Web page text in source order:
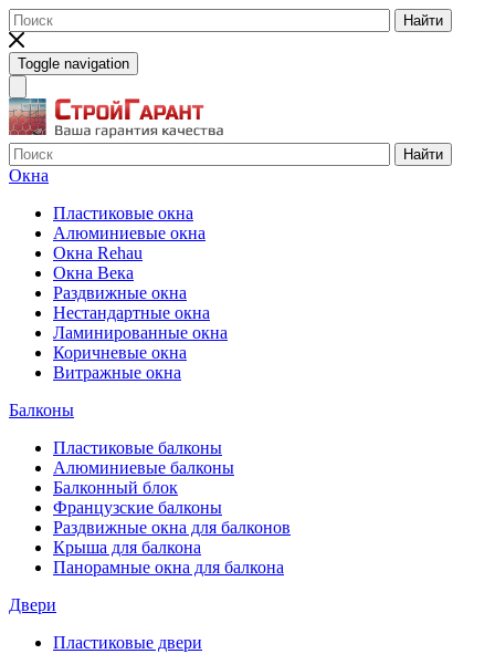
Найти
Toggle navigation
Найти
Окна
Пластиковые окна
Алюминиевые окна
Окна Rehau
Окна Века
Раздвижные окна
Нестандартные окна
Ламинированные окна
Коричневые окна
Витражные окна
Балконы
Пластиковые балконы
Алюминиевые балконы
Балконный блок
Французские балконы
Раздвижные окна для балконов
Крыша для балкона
Панорамные окна для балкона
Двери
Пластиковые двери